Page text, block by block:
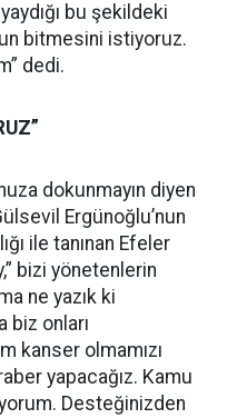
bu şekildeki
bitmesini istiyoruz.
dedi.
dokunmayın diyen
Ergünoğlu’nun
ile tanınan Efeler
bizi yönetenlerin
ne yazık ki
biz onları
kanser olmamızı
yapacağız. Kamu
Desteğinizden